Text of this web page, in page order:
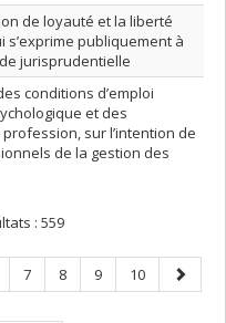
de loyauté et la liberté
s’exprime publiquement à
jurisprudentielle
conditions d’emploi
et des
sur l’intention de
de la gestion des
: 559
Page
7 Page
8 Page
9 Page
10
Page